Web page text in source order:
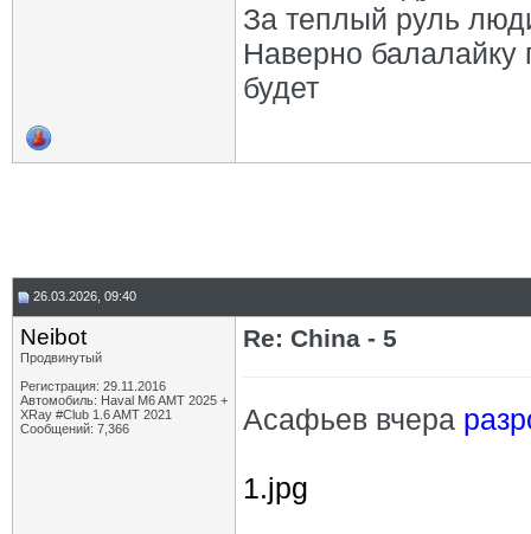
За теплый руль
Наверно балалайку
будет
26.03.2026, 09:40
Neibot
Продвинутый
Регистрация: 29.11.2016
Автомобиль: Haval M6 AMT 2025 +
XRay #Club 1.6 AMT 2021
Сообщений: 7,366
Re: China - 5
Асафьев вчера
1.jpg